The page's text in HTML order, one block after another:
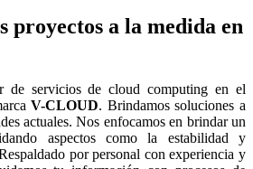
proyectos a la medida en
de servicios de cloud computing en el
V-CLOUD. Brindamos soluciones a
actuales. Nos enfocamos en brindar un
aspectos como la estabilidad y
por personal con experiencia y